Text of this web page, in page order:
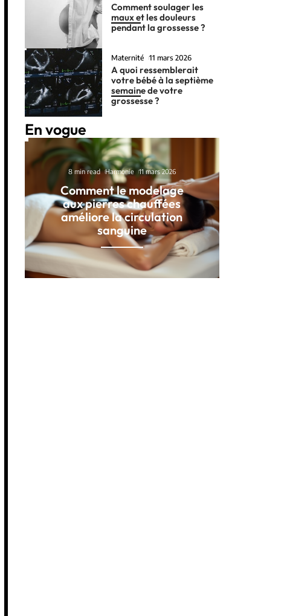
Comment soulager les
maux et les douleurs
pendant la grossesse ?
Maternité 11 mars 2026
A quoi ressemblerait
votre bébé à la septième
semaine de votre
grossesse ?
En vogue
8 min read Harmonie 11 mars 2026
Comment le modelage
aux pierres chauffées
améliore la circulation
sanguine